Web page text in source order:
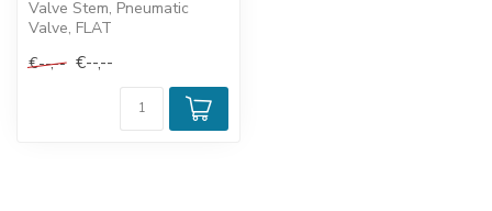
Valve Stem, Pneumatic
Valve, FLAT
€--,-- €--,--